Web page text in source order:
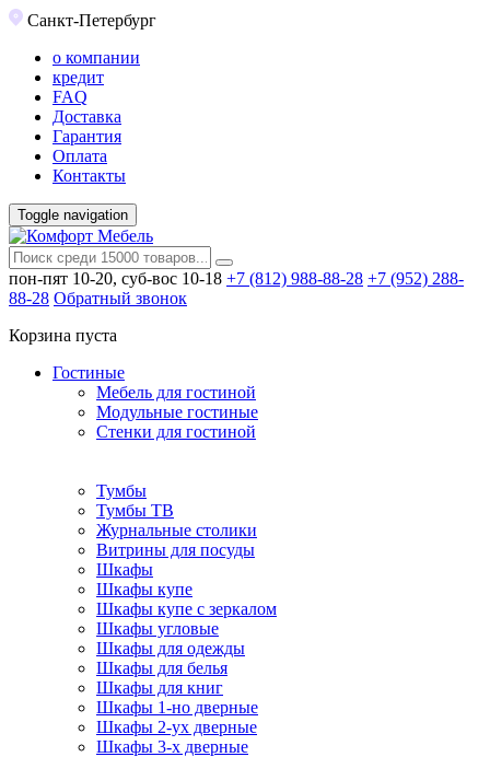
Санкт-Петербург
о компании
кредит
FAQ
Доставка
Гарантия
Оплата
Контакты
Toggle navigation
пон-пят 10-20, суб-вос 10-18 +7 (812) 988-88-28 +7 (952) 288-
88-28 Обратный звонок
Корзина пуста
Гостиные
Мебель для гостиной
Модульные гостиные
Стенки для гостиной
Тумбы
Тумбы ТВ
Журнальные столики
Витрины для посуды
Шкафы
Шкафы купе
Шкафы купе с зеркалом
Шкафы угловые
Шкафы для одежды
Шкафы для белья
Шкафы для книг
Шкафы 1-но дверные
Шкафы 2-ух дверные
Шкафы 3-х дверные